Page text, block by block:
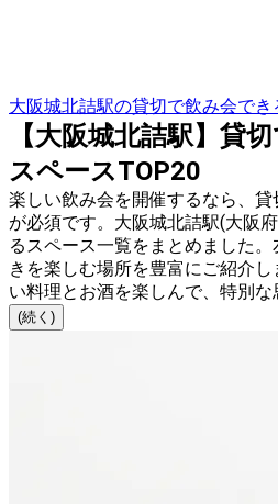
大阪城北詰駅の貸切で飲み会でき
【大阪城北詰駅】貸
スペースTOP20
楽しい飲み会を開催するなら、
が必須です。大阪城北詰駅(大阪
るスペース一覧をまとめました
きを楽しむ場所を豊富にご紹介
い料理とお酒を楽しんで、特別な
(続く)